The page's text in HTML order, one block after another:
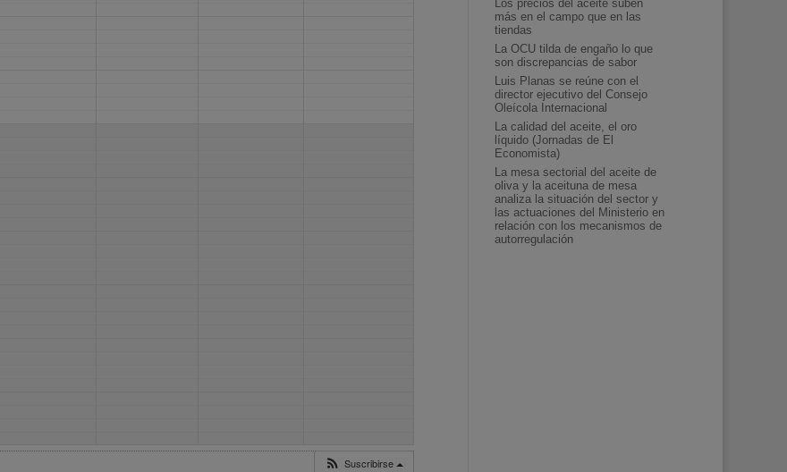
Suscribirse
Los precios del aceite suben
más en el campo que en las
tiendas
La OCU tilda de engaño lo que
son discrepancias de sabor
Luis Planas se reúne con el
director ejecutivo del Consejo
Oleícola Internacional
La calidad del aceite, el oro
líquido (Jornadas de El
Economista)
La mesa sectorial del aceite de
oliva y la aceituna de mesa
analiza la situación del sector y
las actuaciones del Ministerio en
relación con los mecanismos de
autorregulación